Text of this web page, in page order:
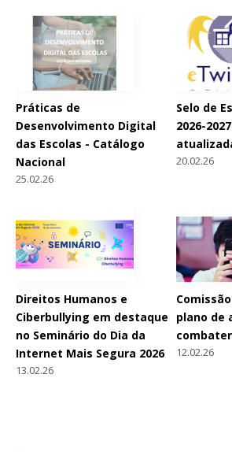
Práticas de
Desenvolvimento Digital
das Escolas - Catálogo
Nacional
25.02.26
Selo de
2026-
20.02.26
Direitos Humanos e
Ciberbullying em destaque
no Seminário do Dia da
Internet Mais Segura 2026
13.02.26
plano de
12.02.26